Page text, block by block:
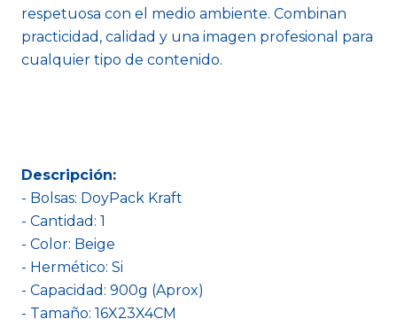
respetuosa con el medio ambiente. Combinan
practicidad, calidad y una imagen profesional para
cualquier tipo de contenido.
Descripción:
- Bolsas: DoyPack Kraft
- Cantidad: 1
- Color: Beige
- Hermético: Si
- Capacidad: 900g (Aprox)
- Tamaño: 16X23X4CM